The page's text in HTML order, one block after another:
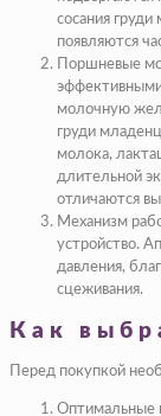
сосания
появляются
Поршневые
молочную
груди
молока,
длительной
отличаются
Механизм
устройство.
давления,
сцеживания.
Как
Перед покупкой
Оптимальные